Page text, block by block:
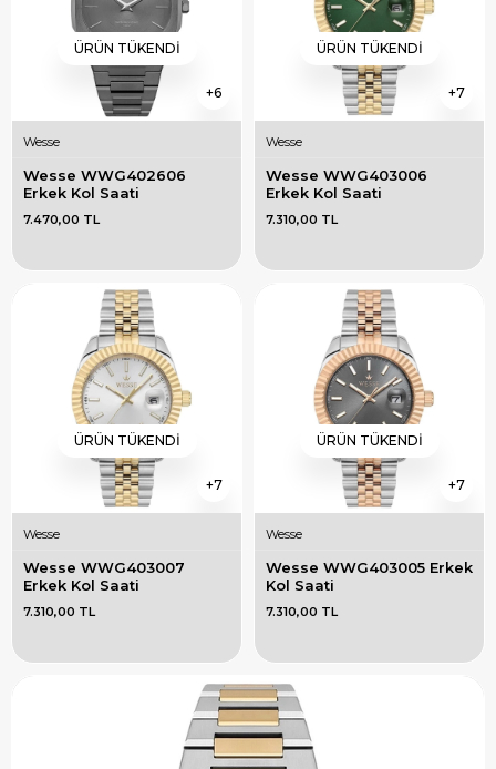
6
ÜRÜN TÜKENDI
Wesse
Wesse WWG402606
Erkek Kol Saati
7.470,00 TL
7
ÜRÜN TÜKENDI
Wesse
Wesse WWG403006
Erkek Kol Saati
7.310,00 TL
7
ÜRÜN TÜKENDI
Wesse
Wesse WWG403007
Erkek Kol Saati
7.310,00 TL
7
ÜRÜN TÜKENDI
Wesse
Wesse WWG403005 Erkek
Kol Saati
7.310,00 TL